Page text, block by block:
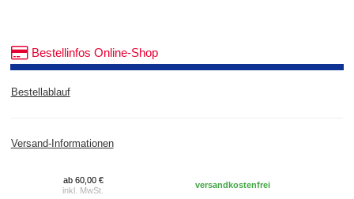
Bestellinfos Online-Shop
Bestellablauf
Versand-Informationen
ab 60,00 €
inkl. MwSt.
versandkostenfrei